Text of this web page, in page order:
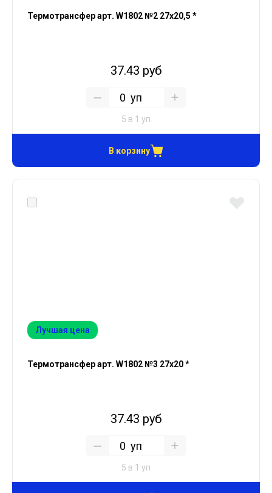
Термотрансфер арт. W1802 №2 27х20,5 *
37.43 руб
уп
5 в 1 уп
В корзину
Лучшая цена
Термотрансфер арт. W1802 №3 27х20 *
37.43 руб
уп
5 в 1 уп